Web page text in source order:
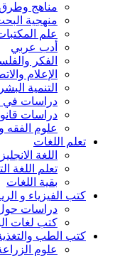
مناهج
منهجية
علم
أدب عربي
الفكر
الإعلام
التنمية
دراسات في
دراسات
علوم الفقه
تعلم اللغات
اللغة
تعلم اللغة
بقية اللغات
كتب الفيزياء و
دراسات
كتب لغات
كتب الطب
علوم